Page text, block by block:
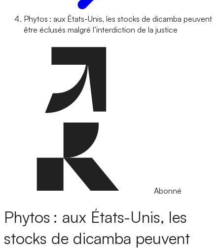
Phytos : aux États-Unis, les stocks de dicamba peuvent
être éclusés malgré l’interdiction de la justice
Abonné
Phytos : aux États-Unis, les
stocks de dicamba peuvent